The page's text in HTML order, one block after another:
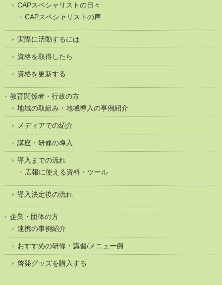
CAPスペシャリストの日々
CAPスペシャリストの声
実際に活動するには
資格を取得したら
資格を更新する
教育関係者・行政の方
地域の取組み・地域導入の事例紹介
メディアでの紹介
講座・研修の導入
導入までの流れ
広報に使える資料・ツール
導入決定後の流れ
企業・団体の方
連携の事例紹介
おすすめの研修・講習/メニュー例
啓発グッズを購入する